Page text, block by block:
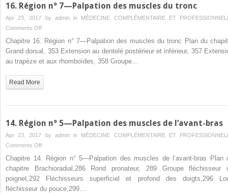
jambe
16. Région n° 7—Palpation des muscles du tronc
Apr 23, 2017 by adminin MÉDECINE COMPLÉMENTAIRE ET
Comments Offon
16.
Région
n°
Palpation
Chapitre 16. Région n° 7—Palpation des muscles du tronc Plan du
Grand dorsal, 353 Extension au dentelé postérieur et inférieur, 357
au trapèze et aux rhomboïdes, 358 Groupe…
Read More
14. Région n° 5—Palpation des muscles de l’avant-bras
Apr 23, 2017 by adminin MÉDECINE COMPLÉMENTAIRE ET
Comments Offon
14.
Région
5
Chapitre 14. Région n° 5—Palpation des muscles de l’avant-bras Plan
chapitre Brachioradial,286 Rond pronateur, 289 Groupe fléchisseur
poignet,292 Fléchisseurs superficiel et profond des doigts,296
fléchisseur du pouce,299…